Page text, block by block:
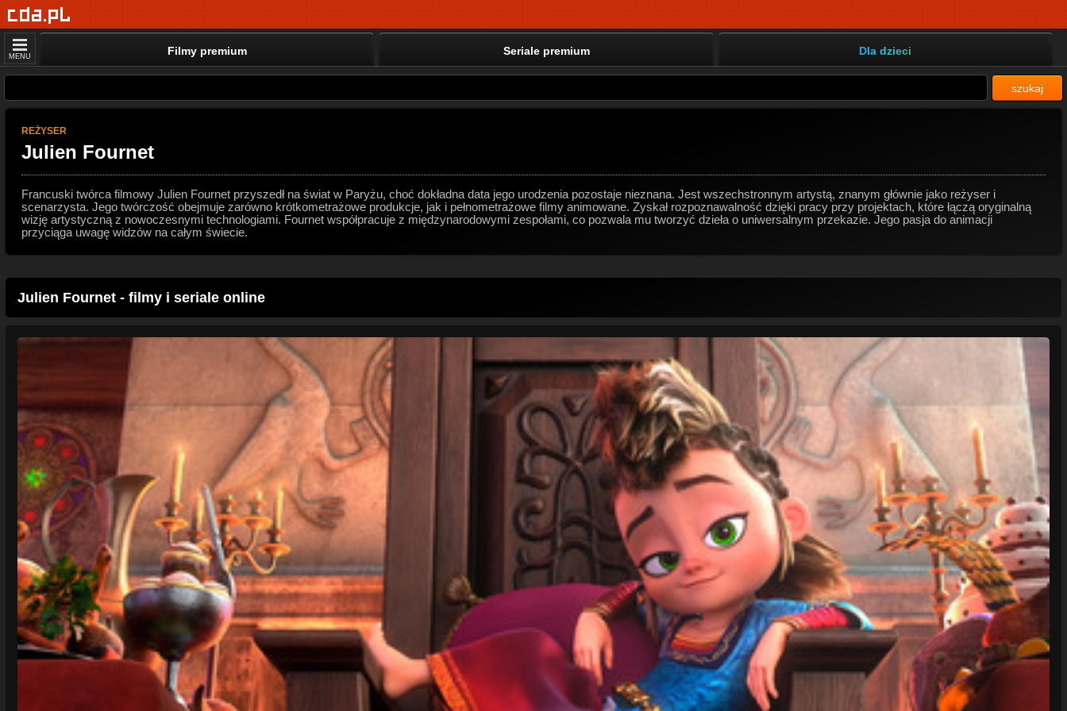
MENU Filmy premium Seriale premium Dla dzieci
szukaj
REŻYSER
Julien Fournet
Francuski twórca filmowy Julien Fournet przyszedł na świat w Paryżu, choć dokładna data jego urodzenia pozostaje nieznana. Jest wszechstronnym artystą, znanym głównie jako reżyser i
scenarzysta. Jego twórczość obejmuje zarówno krótkometrażowe produkcje, jak i pełnometrażowe filmy animowane. Zyskał rozpoznawalność dzięki pracy przy projektach, które łączą oryginalną
wizję artystyczną z nowoczesnymi technologiami. Fournet współpracuje z międzynarodowymi zespołami, co pozwala mu tworzyć dzieła o uniwersalnym przekazie. Jego pasja do animacji
przyciąga uwagę widzów na całym świecie.
Julien Fournet - filmy i seriale online